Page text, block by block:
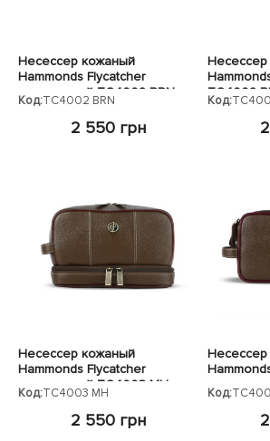
Несессер кожаный
Hammonds Flycatcher
коричневый TC4002 BRN
Код:TC4002 BRN
2 550 грн
TC4002
Код:
Несессер кожаный
Hammonds Flycatcher
коричневый TC4003 MH
Код:TC4003 MH
2 550 грн
Код: